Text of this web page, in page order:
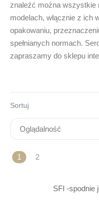
znaleźć można wszystkie
modelach, włącznie z ich
opakowaniu,
spełnianych normach.
zapraszamy do sklepu
Sortuj
1 2
SFI -spodnie